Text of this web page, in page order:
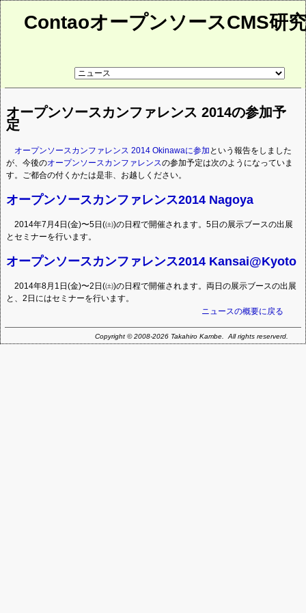
ContaoオープンソースCMS研
リ
ペ
オープンソースカンファレンス 2014の参加予
定
オープンソースカンファレンス 2014 Okinawaに参加 という報告をしました
が、今後のオープンソースカンファレンスの参加予定は次のようになっていま
す。ご都合の付くかたは是非、お越しください。
オープンソースカンファレンス2014 Nagoya
2014年7月4日(金)〜5日(㈯)の日程で開催されます。5日の展示ブースの出展
とセミナーを行います。
オープンソースカンファレンス2014 Kansai@Kyoto
2014年8月1日(金)〜2日(㈯)の日程で開催されます。両日の展示ブースの出展
と、2日にはセミナーを行います。
ニュースの概要に戻る
Copyright © 2008-2026 Takahiro Kambe. All rights reserverd.